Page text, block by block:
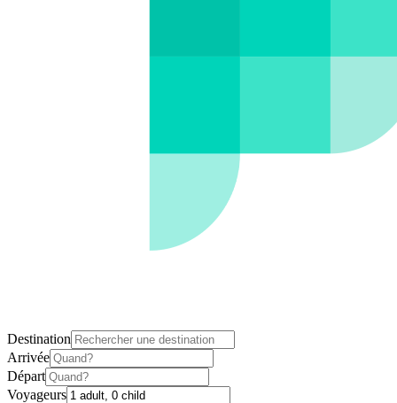
Destination
Arrivée
Départ
Voyageurs